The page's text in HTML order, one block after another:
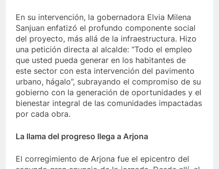
En su intervención, la gobernadora Elvia Milena
Sanjuan enfatizó el profundo componente social
del proyecto, más allá de la infraestructura. Hizo
una petición directa al alcalde: “Todo el empleo
que usted pueda generar en los habitantes de
este sector con esta intervención del pavimento
urbano, hágalo”, subrayando el compromiso de su
gobierno con la generación de oportunidades y el
bienestar integral de las comunidades impactadas
por cada obra.
La llama del progreso llega a Arjona
El corregimiento de Arjona fue el epicentro del